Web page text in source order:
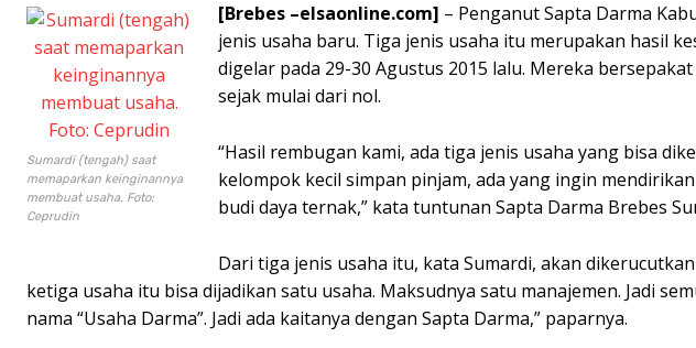
Sumardi (tengah) saat
memaparkan keinginannya
membuat usaha. Foto:
Ceprudin
[Brebes –elsaonline.com] – Penganut Sapta Darma
jenis usaha baru. Tiga jenis usaha itu merupakan hasil
digelar pada 29-30 Agustus 2015 lalu. Mereka
sejak mulai dari nol.
“Hasil rembugan kami, ada tiga jenis usaha yang bisa
kelompok kecil simpan pinjam, ada yang ingin
budi daya ternak,” kata tuntunan Sapta Darma Brebes
Dari tiga jenis usaha itu, kata Sumardi, akan
ketiga usaha itu bisa dijadikan satu usaha. Maksudnya satu manajemen. Jadi
nama “Usaha Darma”. Jadi ada kaitanya dengan Sapta Darma,” paparnya.